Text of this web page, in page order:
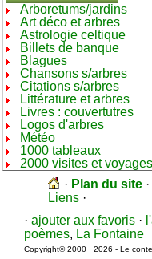
Arboretums/jardins
Art déco et arbres
Astrologie celtique
Billets de banque
Blagues
Chansons s/arbres
Citations s/arbres
Littérature et arbres
Livres : couvertutres
Logos d'arbres
Météo
1000 tableaux
2000 visites et voyages
· Plan du site ·
Liens ·
· ajouter aux favoris ·
poèmes, La Fontaine
Copyright© 2000 · 2026 - Le